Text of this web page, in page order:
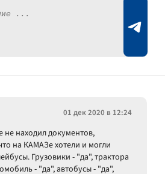
01 дек 2020 в 12:24
не находил документов,
на КАМАЗе хотели и могли
Грузовики - "да", трактора
- "да", автобусы - "да",